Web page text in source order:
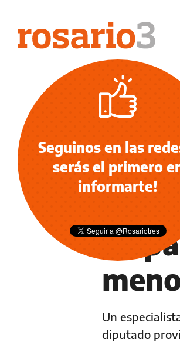
ECONOMÍA
Un
diputado
Seguinos en las
serás el primero
informarte!